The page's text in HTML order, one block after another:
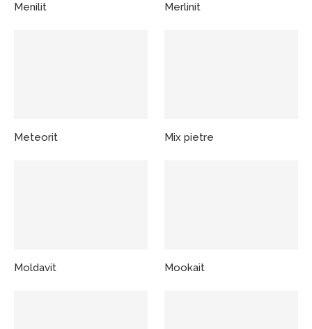
Menilit Merlinit
Meteorit Mix pietre
Moldavit Mookait